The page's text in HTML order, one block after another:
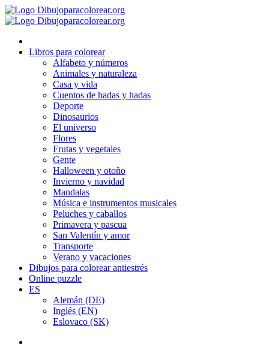
Ir
al
Libros para colorear
Alfabeto y números
Animales y naturaleza
Casa y vida
Cuentos de hadas y hadas
Deporte
Dinosaurios
El universo
Flores
Frutas y vegetales
Gente
Halloween y otoño
Invierno y navidad
Mandalas
Música e instrumentos musicales
Peluches y caballos
Primavera y pascua
San Valentín y amor
Transporte
Verano y vacaciones
Dibujos para colorear antiestrés
Online puzzle
ES
Alemán (DE)
Inglés (EN)
Eslovaco (SK)